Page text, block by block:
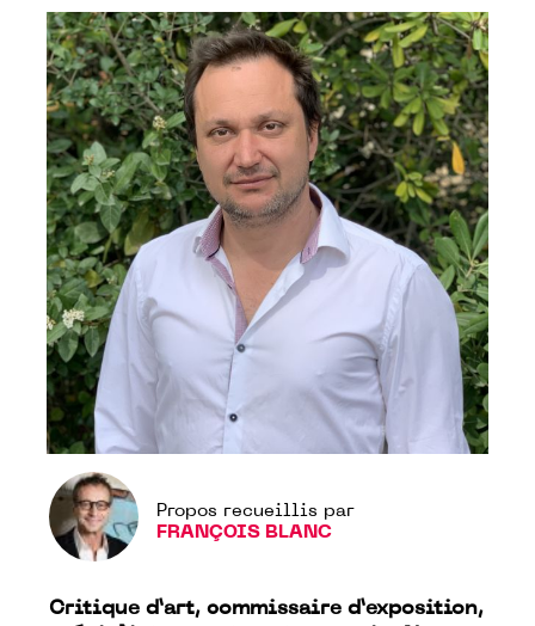
Propos recueillis par
FRANÇOIS BLANC
Critique d’art, commissaire d’exposition,